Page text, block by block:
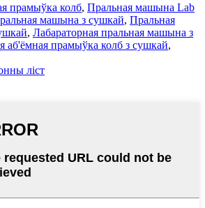
прамыўка колб, Пральная машына Lab
машына з сушкай, Пральная
, Лабараторная пральная машына з
аб'ёмная прамыўка колб з сушкай,
ліст